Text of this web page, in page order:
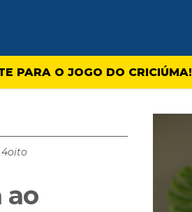
PARA O JOGO DO CRICIÚMA!
4oito
ao